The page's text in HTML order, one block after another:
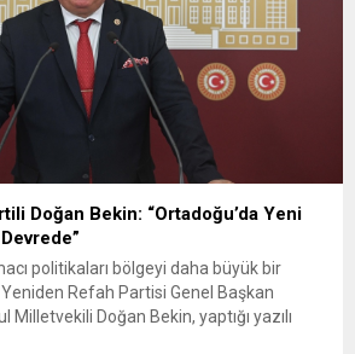
Doğan Bekin: “Ortadoğu’da Yeni
politikaları bölgeyi daha büyük bir
Refah Partisi Genel Başkan
Milletvekili Doğan Bekin, yaptığı yazılı